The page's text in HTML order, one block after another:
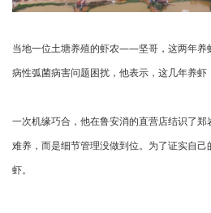
当地一位土塘养殖的虾农——坚哥，这两年养
病性弧菌病害问题困扰，他表示，这几年养虾
一次机缘巧合，他在鲁安消的直营店结识了
难养，而是细节管理没做到位。为了证实自
虾。